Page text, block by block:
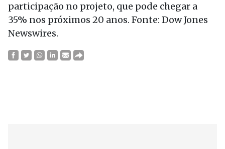
participação no projeto, que pode chegar a
35% nos próximos 20 anos. Fonte: Dow Jones
Newswires.